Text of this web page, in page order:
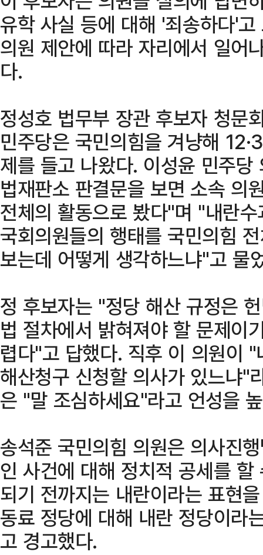
유학 사실 등에 대해 '죄송하다'
의원 제안에 따라 자리에서 일어
다.
정성호 법무부 장관 후보자 청문
민주당은 국민의힘을 겨냥해
제를 들고 나왔다. 이성윤 민주
법재판소 판결문을 보면 소속 의
전체의 활동으로 봤다"며 "내란
국회의원들의 행태를 국민의힘
보는데 어떻게 생각하느냐"고 물
정 후보자는 "정당 해산 규정은
법 절차에서 밝혀져야 할 문제이
렵다"고 답했다. 직후 이 의원이
해산청구 신청할 의사가 있느냐"
은 "말 조심하세요"라고 언성을
송석준 국민의힘 의원은 의사진
인 사건에 대해 정치적 공세를
되기 전까지는 내란이라는 표현
동료 정당에 대해 내란 정당이라
고 경고했다.